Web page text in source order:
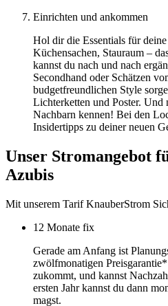
Einrichten und ankommen
Hol dir die Essentials für
Küchensachen, Stauraum –
kannst du nach und nach
Secondhand oder Schätzen
budgetfreundlichen Style
Lichterketten und Poster. Und
Nachbarn kennen! Bei den
Insidertipps zu deiner neuen
Unser Stromangebot
Azubis
Mit unserem Tarif KnauberStrom
12 Monate fix
Gerade am Anfang ist
zwölfmonatigen
zukommt, und kannst
ersten Jahr kannst du dann
magst.